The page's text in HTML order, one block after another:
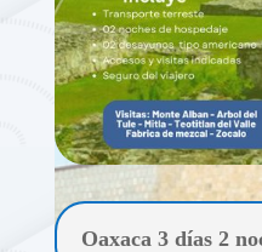
Oaxaca 3 días 2